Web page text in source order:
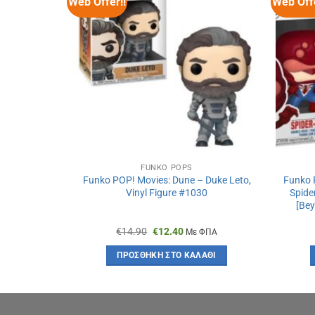
FUNKO POPS
Funko POP! Movies: Dune – Duke Leto,
Vinyl Figure #1030
€14.90 Original
was:
€14.90.
€12.40Η
τιμή
είναι:
Με ΦΠΑ
ΠΡΟΣΘΉΚΗ ΣΤΟ ΚΑΛΆΘΙ
Funko